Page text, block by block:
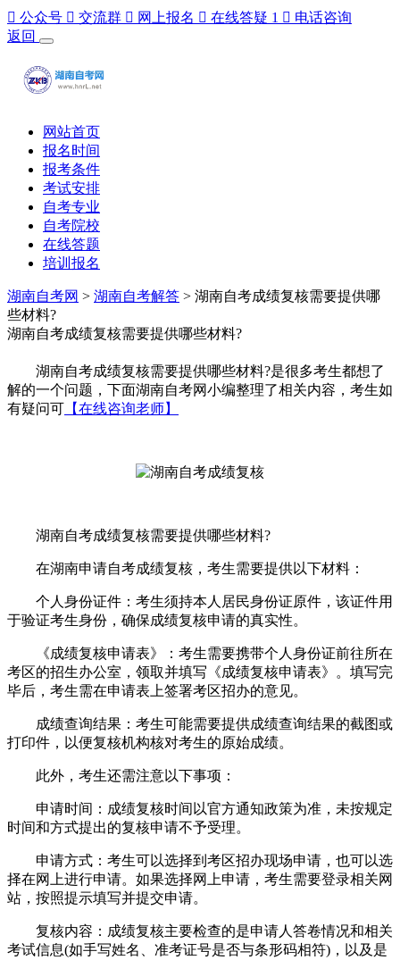
 公众号  交流群  网上报名  在线答疑 1  电话咨询
返回
网站首页
报名时间
报考条件
考试安排
自考专业
自考院校
在线答题
培训报名
湖南自考网 > 湖南自考解答 > 湖南自考成绩复核需要提供哪
些材料?
湖南自考成绩复核需要提供哪些材料?
湖南自考成绩复核需要提供哪些材料?是很多考生都想了
解的一个问题，下面湖南自考网小编整理了相关内容，考生如
有疑问可 【在线咨询老师】
湖南自考成绩复核需要提供哪些材料?
在湖南申请自考成绩复核，考生需要提供以下材料：
个人身份证件：考生须持本人居民身份证原件，该证件用
于验证考生身份，确保成绩复核申请的真实性。
《成绩复核申请表》：考生需要携带个人身份证前往所在
考区的招生办公室，领取并填写《成绩复核申请表》。填写完
毕后，考生需在申请表上签署考区招办的意见。
成绩查询结果：考生可能需要提供成绩查询结果的截图或
打印件，以便复核机构核对考生的原始成绩。
此外，考生还需注意以下事项：
申请时间：成绩复核时间以官方通知政策为准，未按规定
时间和方式提出的复核申请不予受理。
申请方式：考生可以选择到考区招办现场申请，也可以选
择在网上进行申请。如果选择网上申请，考生需要登录相关网
站，按照提示填写并提交申请。
复核内容：成绩复核主要检查的是申请人答卷情况和相关
考试信息(如手写姓名、准考证号是否与条形码相符)，以及是